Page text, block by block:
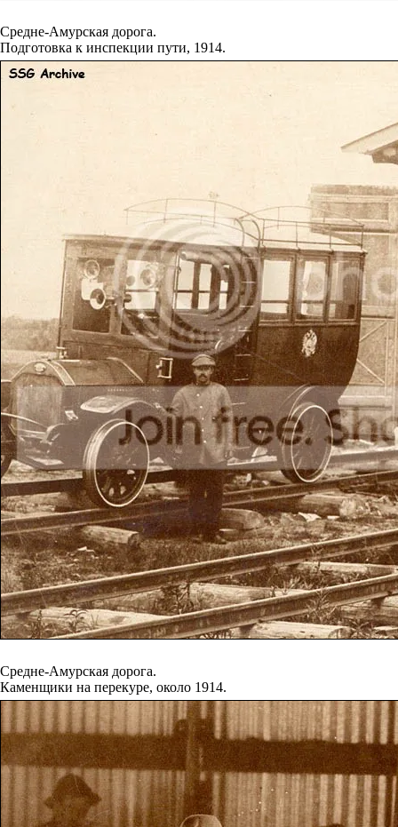
Средне-Амурская дорога.
Подготовка к инспекции пути, 1914.
Средне-Амурская дорога.
Каменщики на перекуре, около 1914.